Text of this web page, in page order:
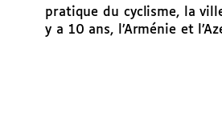
pratique du cyclisme, la
y a 10 ans, l’Arménie et